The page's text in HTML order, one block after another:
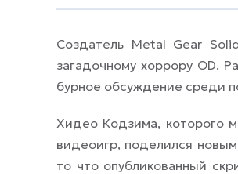
Создатель Metal Gear
загадочному хоррору OD.
бурное обсуждение среди
Хидео Кодзима, которого
видеоигр, поделился
то что опубликованный